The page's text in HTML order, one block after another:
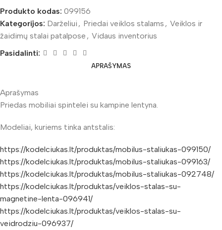
Produkto kodas: 099156
Kategorijos: Darželiui , Priedai veiklos stalams , Veiklos ir
žaidimų stalai patalpose , Vidaus inventorius
Pasidalinti:
APRAŠYMAS
Aprašymas
Priedas mobiliai spintelei su kampine lentyna.
Modeliai, kuriems tinka antstalis:
https://kodelciukas.lt/produktas/mobilus-staliukas-099150/
https://kodelciukas.lt/produktas/mobilus-staliukas-099163/
https://kodelciukas.lt/produktas/mobilus-staliukas-092748/
https://kodelciukas.lt/produktas/veiklos-stalas-su-
magnetine-lenta-096941/
https://kodelciukas.lt/produktas/veiklos-stalas-su-
veidrodziu-096937/